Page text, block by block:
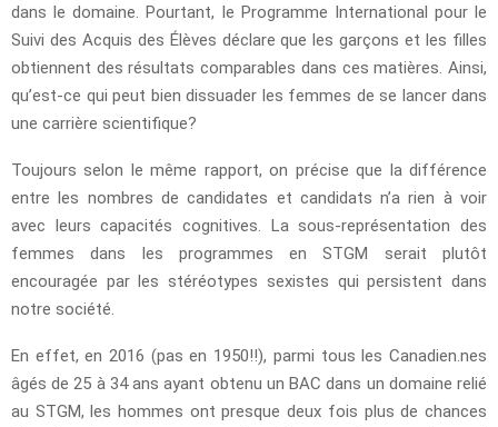
dans le domaine. Pourtant, le Programme International pour le
Suivi des Acquis des Élèves déclare que les garçons et les filles
obtiennent des résultats comparables dans ces matières. Ainsi,
qu’est-ce qui peut bien dissuader les femmes de se lancer dans
une carrière scientifique?
Toujours selon le même rapport, on précise que la différence
entre les nombres de candidates et candidats n’a rien à voir
avec leurs capacités cognitives. La sous-représentation des
femmes dans les programmes en STGM serait plutôt
encouragée par les stéréotypes sexistes qui persistent dans
notre société.
En effet, en 2016 (pas en 1950!!), parmi tous les Canadien.nes
âgés de 25 à 34 ans ayant obtenu un BAC dans un domaine relié
au STGM, les hommes ont presque deux fois plus de chances